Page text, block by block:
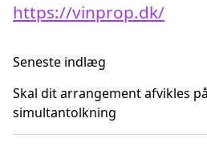
https://vinprop.dk/
Seneste indlæg
Skal dit arrangement afvikles
simultantolkning